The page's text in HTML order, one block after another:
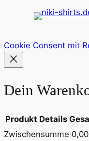
Cookie Consent mit
Dein
Produkt Details
Zwischensumme